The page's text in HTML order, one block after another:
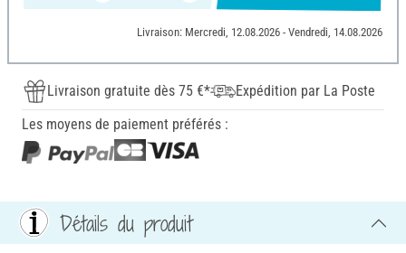
Livraison: Mercredi, 12.08.2026 - Vendredi, 14.08.2026
Livraison gratuite dès 75 €*
Expédition par La Poste
Les moyens de paiement préférés :
Détails du produit